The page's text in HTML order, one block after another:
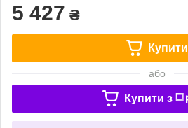
5 427 ₴
Купити
або
Купити з